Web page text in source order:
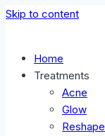
Skip to content
Home
Treatments
Acne
Glow
Reshape